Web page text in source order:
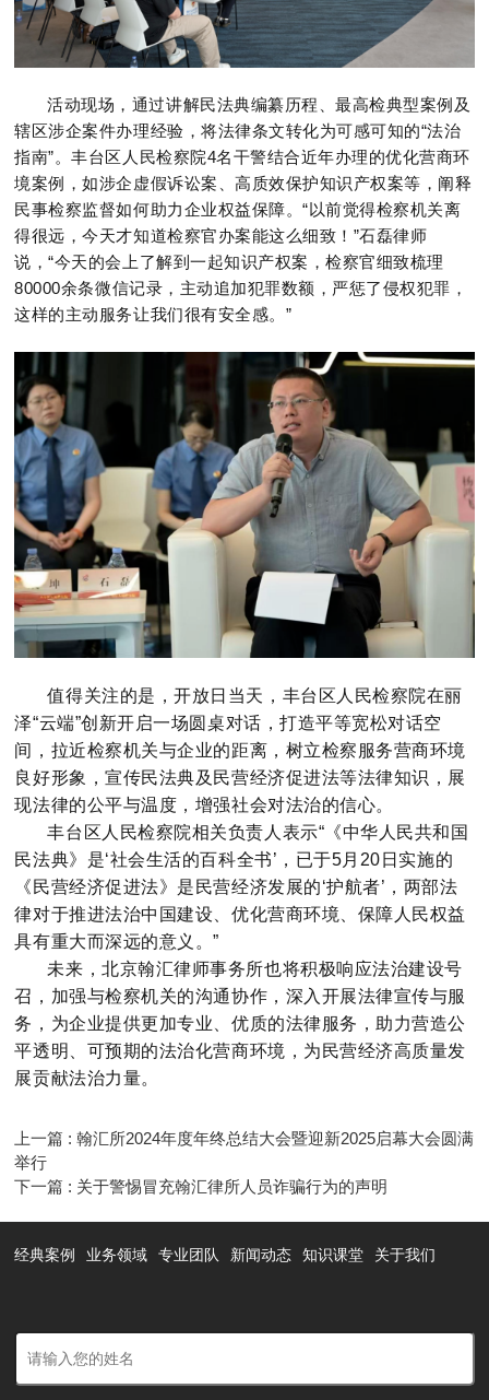
活动现场，通过讲解民法典编纂历程、最高检典型案例及
辖区涉企案件办理经验，将法律条文转化为可感可知的“法治
指南”。丰台区人民检察院4名干警结合近年办理的优化营商环
境案例，如涉企虚假诉讼案、高质效保护知识产权案等，阐释
民事检察监督如何助力企业权益保障。“以前觉得检察机关离
得很远，今天才知道检察官办案能这么细致！”石磊律师
说，“今天的会上了解到一起知识产权案，检察官细致梳理
80000余条微信记录，主动追加犯罪数额，严惩了侵权犯罪，
这样的主动服务让我们很有安全感。”
值得关注的是，开放日当天，丰台区人民检察院在丽
泽“云端”创新开启一场圆桌对话，打造平等宽松对话空
间，拉近检察机关与企业的距离，树立检察服务营商环境
良好形象，宣传民法典及民营经济促进法等法律知识，展
现法律的公平与温度，增强社会对法治的信心。
丰台区人民检察院相关负责人表示“《中华人民共和国
民法典》是‘社会生活的百科全书’，已于5月20日实施的
《民营经济促进法》是民营经济发展的‘护航者’，两部法
律对于推进法治中国建设、优化营商环境、保障人民权益
具有重大而深远的意义。”
未来，北京翰汇律师事务所也将积极响应法治建设号
召，加强与检察机关的沟通协作，深入开展法律宣传与服
务，为企业提供更加专业、优质的法律服务，助力营造公
平透明、可预期的法治化营商环境，为民营经济高质量发
展贡献法治力量。
上一篇 : 翰汇所2024年度年终总结大会暨迎新2025启幕大会圆满
举行
下一篇 : 关于警惕冒充翰汇律所人员诈骗行为的声明
经典案例 业务领域 专业团队 新闻动态 知识课堂 关于我们